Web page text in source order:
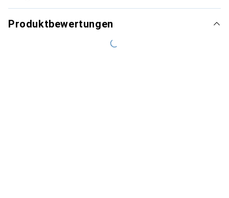
Produktbewertungen